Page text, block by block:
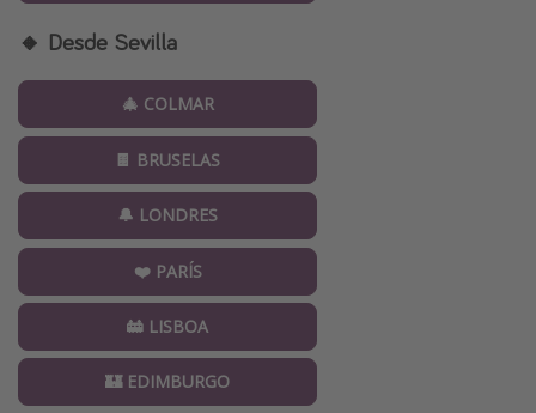
🔸 Desde Sevilla
🎄 COLMAR
🍫 BRUSELAS
🔔 LONDRES
❤️ PARÍS
🚋 LISBOA
🏰 EDIMBURGO